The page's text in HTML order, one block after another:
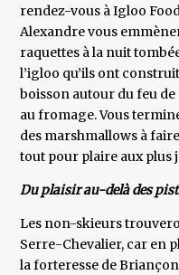
rendez-vous à Igloo
Alexandre vous
raquettes à la nuit
l’igloo qu’ils ont
boisson autour du feu
au fromage. Vous
des marshmallows à
tout pour plaire aux plus
Du plaisir au-delà des
Les non-skieurs
Serre-Chevalier, car en
la forteresse de